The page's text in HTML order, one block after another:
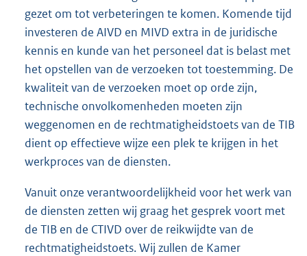
gezet om tot verbeteringen te komen. Komende tijd
investeren de AIVD en MIVD extra in de juridische
kennis en kunde van het personeel dat is belast met
het opstellen van de verzoeken tot toestemming. De
kwaliteit van de verzoeken moet op orde zijn,
technische onvolkomenheden moeten zijn
weggenomen en de rechtmatigheidstoets van de TIB
dient op effectieve wijze een plek te krijgen in het
werkproces van de diensten.
Vanuit onze verantwoordelijkheid voor het werk van
de diensten zetten wij graag het gesprek voort met
de TIB en de CTIVD over de reikwijdte van de
rechtmatigheidstoets. Wij zullen de Kamer